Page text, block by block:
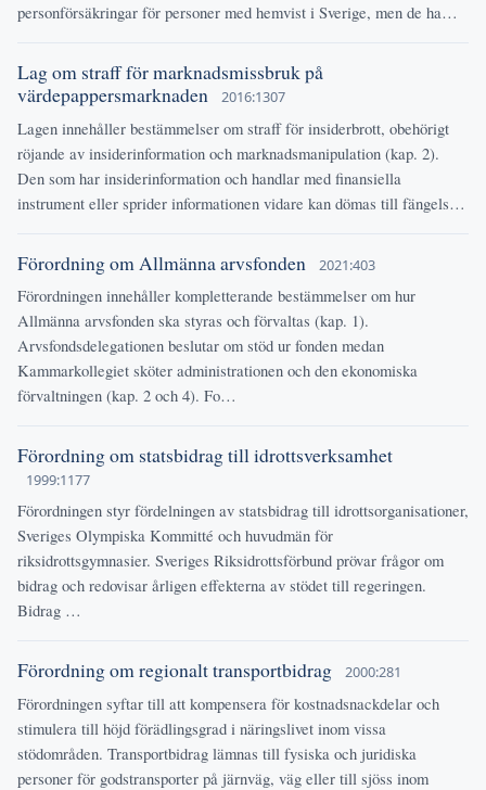
personförsäkringar för personer med hemvist i Sverige, men de ha…
Lag om straff för marknadsmissbruk på
värdepappersmarknaden
2016:1307
Lagen innehåller bestämmelser om straff för insiderbrott, obehörigt
röjande av insiderinformation och marknadsmanipulation (kap. 2).
Den som har insiderinformation och handlar med finansiella
instrument eller sprider informationen vidare kan dömas till fängels…
Förordning om Allmänna arvsfonden 2021:403
Förordningen innehåller kompletterande bestämmelser om hur
Allmänna arvsfonden ska styras och förvaltas (kap. 1).
Arvsfondsdelegationen beslutar om stöd ur fonden medan
Kammarkollegiet sköter administrationen och den ekonomiska
förvaltningen (kap. 2 och 4). Fo…
Förordning om statsbidrag till idrottsverksamhet
1999:1177
Förordningen styr fördelningen av statsbidrag till idrottsorganisationer,
Sveriges Olympiska Kommitté och huvudmän för
riksidrottsgymnasier. Sveriges Riksidrottsförbund prövar frågor om
bidrag och redovisar årligen effekterna av stödet till regeringen.
Bidrag …
Förordning om regionalt transportbidrag 2000:281
Förordningen syftar till att kompensera för kostnadsnackdelar och
stimulera till höjd förädlingsgrad i näringslivet inom vissa
stödområden. Transportbidrag lämnas till fysiska och juridiska
personer för godstransporter på järnväg, väg eller till sjöss inom